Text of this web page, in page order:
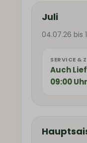
Juli
04.07.26 bis
SERVICE &
Auch
09:00 Uhr